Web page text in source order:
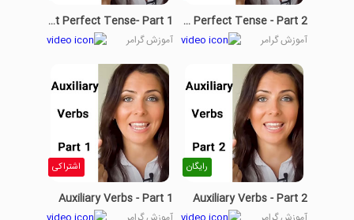
The Present Perfect Tense - Part 2
آموزش گرامر
The Present Perfect Tense- Part 1
آموزش گرامر
رایگان
Auxiliary Verbs - Part 2
اشتراکی
Auxiliary Verbs - Part 1